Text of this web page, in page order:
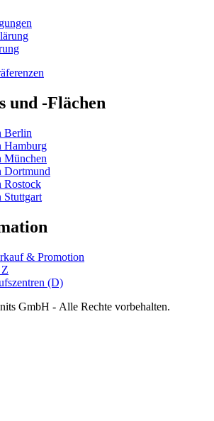
und -Flächen
Berlin
Hamburg
München
Dortmund
Rostock
Stuttgart
& Promotion
(D)
GmbH - Alle Rechte vorbehalten.